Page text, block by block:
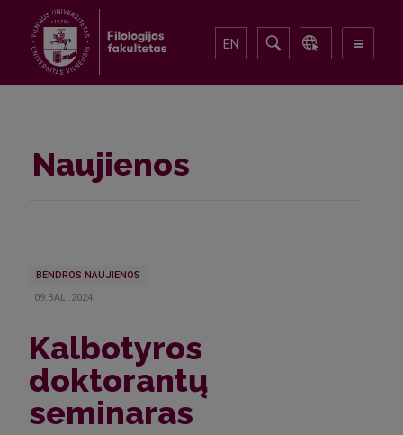
EN
Naujienos
BENDROS NAUJIENOS
09.BAL..2024
Kalbotyros
doktorantų
seminaras